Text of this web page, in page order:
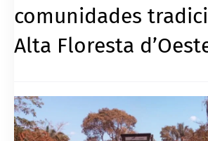
comunidades
Alta Floresta